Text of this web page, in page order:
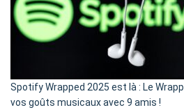
Spotify Wrapped 2025 est là : Le
vos goûts musicaux avec 9 amis !